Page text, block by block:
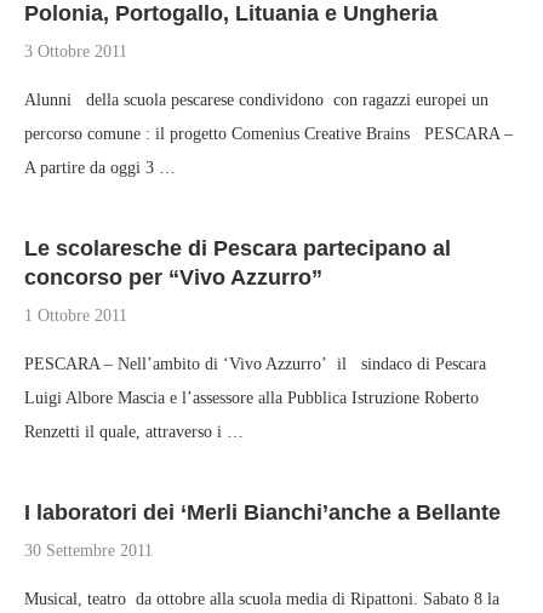
Polonia, Portogallo, Lituania e Ungheria
3 Ottobre 2011
Alunni della scuola pescarese condividono con ragazzi europei un
percorso comune : il progetto Comenius Creative Brains PESCARA –
A partire da oggi 3 …
Le scolaresche di Pescara partecipano al
concorso per “Vivo Azzurro”
1 Ottobre 2011
PESCARA – Nell’ambito di ‘Vivo Azzurro’ il sindaco di Pescara
Luigi Albore Mascia e l’assessore alla Pubblica Istruzione Roberto
Renzetti il quale, attraverso i …
I laboratori dei ‘Merli Bianchi’anche a Bellante
30 Settembre 2011
Musical, teatro da ottobre alla scuola media di Ripattoni. Sabato 8 la